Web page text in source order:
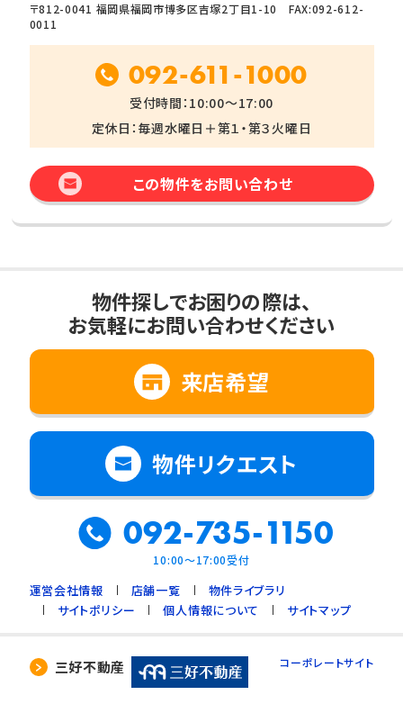
〒812-0041 福岡県福岡市博多区吉塚2丁目1-10 FAX:092-612-
0011
092-611-1000
受付時間：10:00～17:00
定休日：毎週水曜日＋第１・第３火曜日
この物件をお問い合わせ
物件探しでお困りの際は、
お気軽にお問い合わせください
来店希望
物件リクエスト
092-735-1150
10:00～17:00受付
運営会社情報 店舗一覧
物件ライブラリ
サイトポリシー
個人情報について サイトマップ
三好不動産 コーポレートサイト